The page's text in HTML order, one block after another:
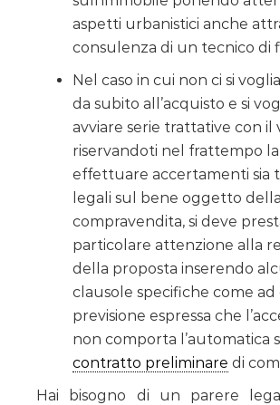
aspetti urbanistici anche
consulenza di un tecnico di
Nel caso in cui non ci si
da subito all’acquisto e si
avviare serie trattative con il
riservandoti nel frattempo la
effettuare accertamenti sia
legali sul bene oggetto
compravendita, si deve
particolare attenzione alla
della proposta inserendo
clausole specifiche come ad
previsione espressa che
non comporta l’automatica
contratto preliminare di
Hai bisogno di un parere